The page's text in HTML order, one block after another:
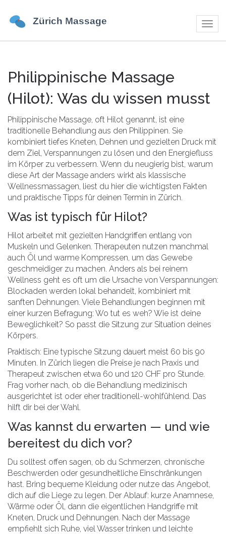
Philippinische Massage
(Hilot): Was du wissen musst
Philippinische Massage, oft Hilot genannt, ist eine
traditionelle Behandlung aus den Philippinen. Sie
kombiniert tiefes Kneten, Dehnen und gezielten Druck mit
dem Ziel, Verspannungen zu lösen und den Energiefluss
im Körper zu verbessern. Wenn du neugierig bist, warum
diese Art der Massage anders wirkt als klassische
Wellnessmassagen, liest du hier die wichtigsten Fakten
und praktische Tipps für deinen Termin in Zürich.
Was ist typisch für Hilot?
Hilot arbeitet mit gezielten Handgriffen entlang von
Muskeln und Gelenken. Therapeuten nutzen manchmal
auch Öl und warme Kompressen, um das Gewebe
geschmeidiger zu machen. Anders als bei reinem
Wellness geht es oft um die Ursache von Verspannungen:
Blockaden werden lokal behandelt, kombiniert mit
sanften Dehnungen. Viele Behandlungen beginnen mit
einer kurzen Befragung: Wo tut es weh? Wie ist deine
Beweglichkeit? So passt die Sitzung zur Situation deines
Körpers.
Praktisch: Eine typische Sitzung dauert meist 60 bis 90
Minuten. In Zürich liegen die Preise je nach Praxis und
Therapeut zwischen etwa 60 und 120 CHF pro Stunde.
Frag vorher nach, ob die Behandlung medizinisch
ausgerichtet ist oder eher traditionell-wohlfühlend. Das
hilft dir bei der Wahl.
Was kannst du erwarten — und wie
bereitest du dich vor?
Du solltest offen sagen, ob du Schmerzen, chronische
Beschwerden oder gesundheitliche Einschränkungen
hast. Bring bequeme Kleidung oder nutze das Angebot,
dich auf die Liege zu legen. Der Ablauf: kurze Anamnese,
Wärme oder Öl, dann die eigentlichen Handgriffe mit
Kneten, Druck und Dehnungen. Nach der Massage
empfiehlt sich Ruhe, viel Wasser trinken und leichte